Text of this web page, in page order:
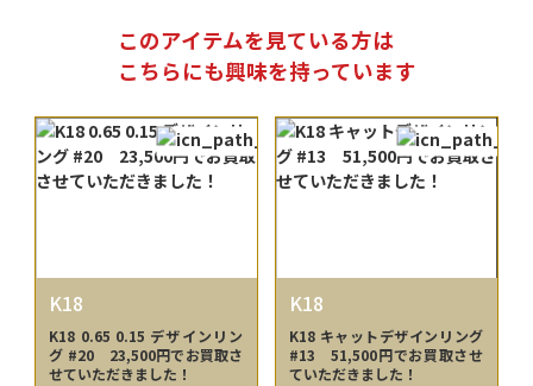
このアイテムを見ている方は
こちらにも興味を持っています
K18
K18 0.65 0.15 デザインリン
グ #20 23,500円でお買取さ
せていただきました！
K18
K18 キャットデザインリング
#13 51,500円でお買取させ
ていただきました！